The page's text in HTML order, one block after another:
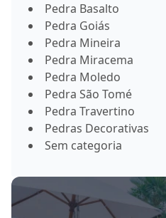
Pedra Basalto
Pedra Goiás
Pedra Mineira
Pedra Miracema
Pedra Moledo
Pedra São Tomé
Pedra Travertino
Pedras Decorativas
Sem categoria